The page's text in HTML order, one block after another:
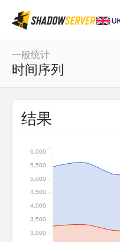
仪表板
一般统计
世界地图
区域地图
时间序列
物联网设备统计
一般统计
时间序列
日期范围
严重程度
结果
3,000
3,500
4,000
4,500
5,000
5,500
6,000